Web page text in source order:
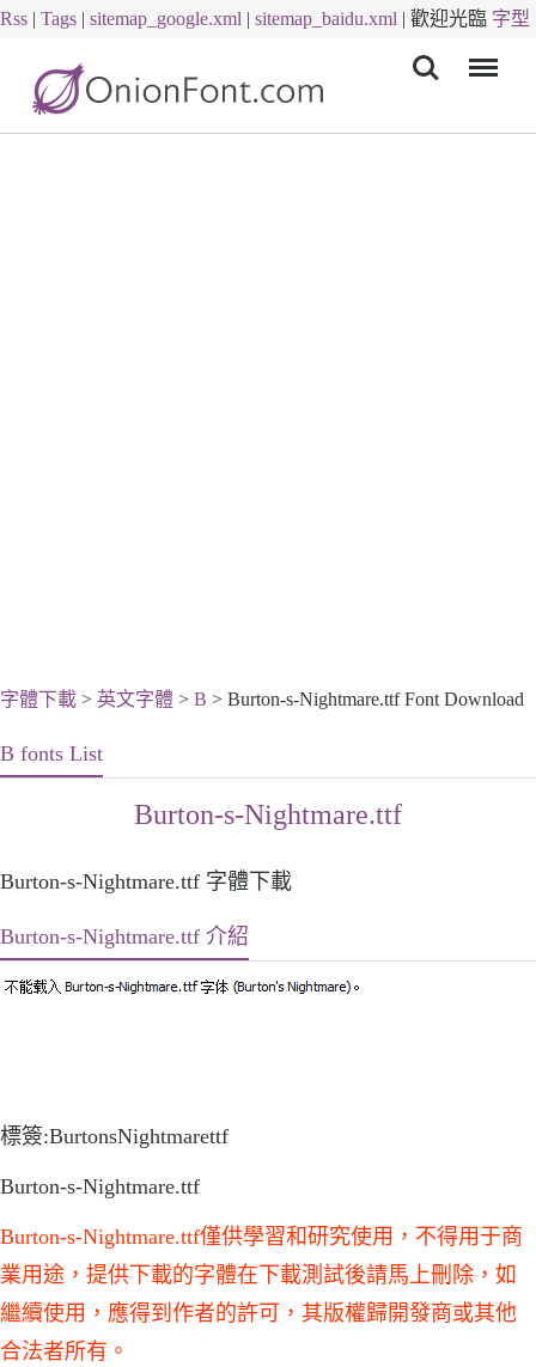
Rss | Tags | sitemap_google.xml | sitemap_baidu.xml | 歡迎光臨 字型
字體下載 > 英文字體 > B > Burton-s-Nightmare.ttf Font Download
B fonts List
Burton-s-Nightmare.ttf
Burton-s-Nightmare.ttf 字體下載
Burton-s-Nightmare.ttf 介紹
標簽:BurtonsNightmarettf
Burton-s-Nightmare.ttf
Burton-s-Nightmare.ttf僅供學習和研究使用，不得用于商
業用途，提供下載的字體在下載測試後請馬上刪除，如
繼續使用，應得到作者的許可，其版權歸開發商或其他
合法者所有。